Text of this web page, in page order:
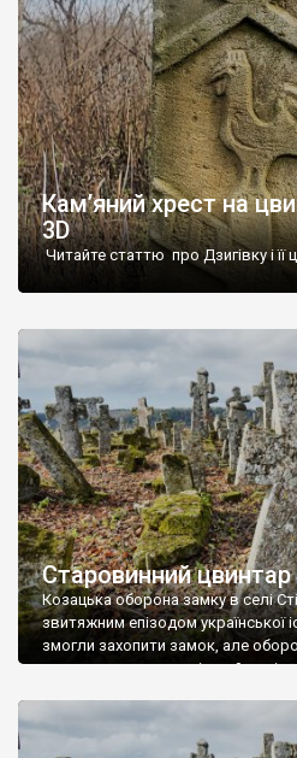
Кам’яний хрест на
3D
Читайте статтю про Дзигівку і її
Старовинний цвинтар
Козацька оборона замку в селі
звитяжним епізодом української
змогли захопити замок, але
поховали на цвинтарі, який тоді
ньому чимало хрестів 19 століття,